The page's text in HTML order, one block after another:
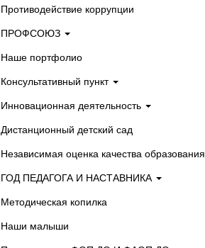
Противодействие коррупции
ПРОФСОЮЗ
Наше портфолио
Консультативный пункт
Инновационная деятельность
Дистанционный детский сад
Независимая оценка качества образования
ГОД ПЕДАГОГА И НАСТАВНИКА
Методическая копилка
Наши малыши